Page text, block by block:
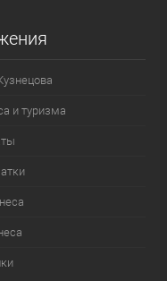
и туризма